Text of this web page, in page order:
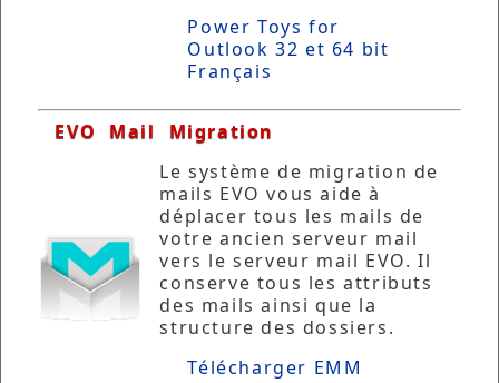
Power Toys for
Outlook 32 et 64 bit
Français
EVO Mail Migration
Le système de migration de
mails EVO vous aide à
déplacer tous les mails de
votre ancien serveur mail
vers le serveur mail EVO. Il
conserve tous les attributs
des mails ainsi que la
structure des dossiers.
Télécharger EMM